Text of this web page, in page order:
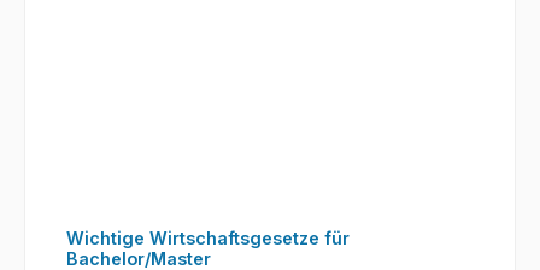
Wichtige Wirtschaftsgesetze für
Bachelor/Master